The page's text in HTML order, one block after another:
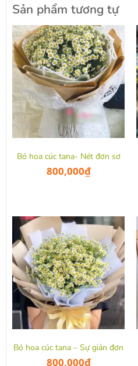
Sản phẩm tương tự
Bó hoa cúc tana- Nét đơn sơ
800,000₫
Bó hoa cúc tana – Sự giản đơn
800,000₫